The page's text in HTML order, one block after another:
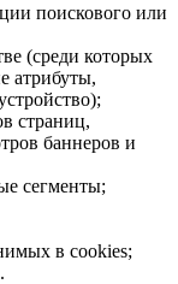
поискового или
(среди которых
атрибуты,
страниц,
баннеров и
сегменты;
в cookies;